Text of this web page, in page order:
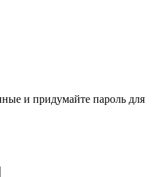
и придумайте пароль для